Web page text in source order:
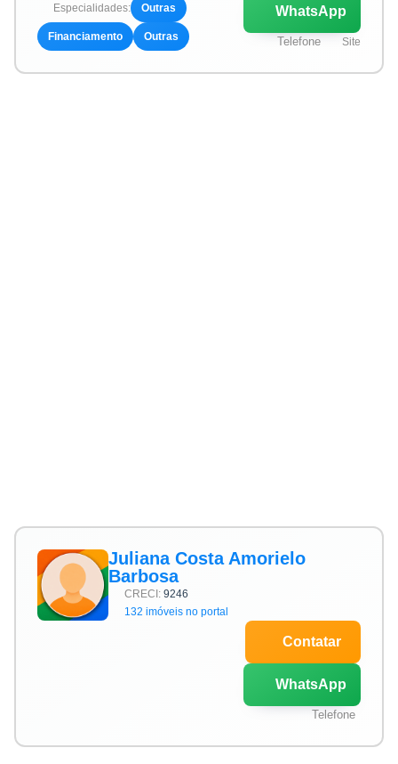
Especialidades: Outras
Financiamento Outras
WhatsApp
Telefone Site
Juliana Costa Amorielo
Barbosa
CRECI: 9246
132 imóveis no portal
Contatar
WhatsApp
Telefone